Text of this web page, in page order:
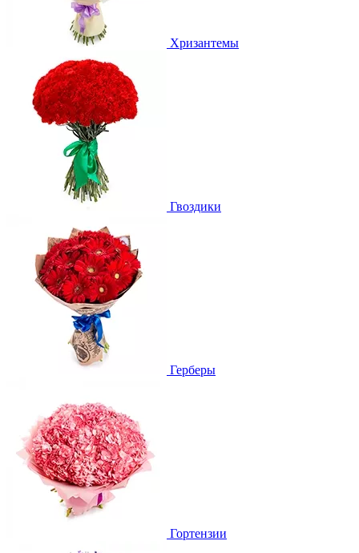
Хризантемы
Гвоздики
Герберы
Гортензии